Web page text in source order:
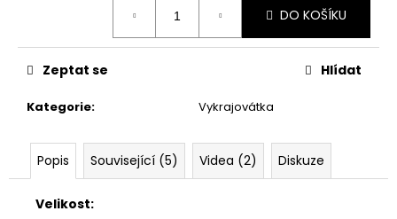
DO KOŠÍKU
Kategorie: Vykrajovátka
Zeptat se Hlídat
Popis Související (5) Videa (2) Diskuze
Velikost:
m
e
VYKRAJOVÁTKA
KOLEKCE
#1584
39
Kč